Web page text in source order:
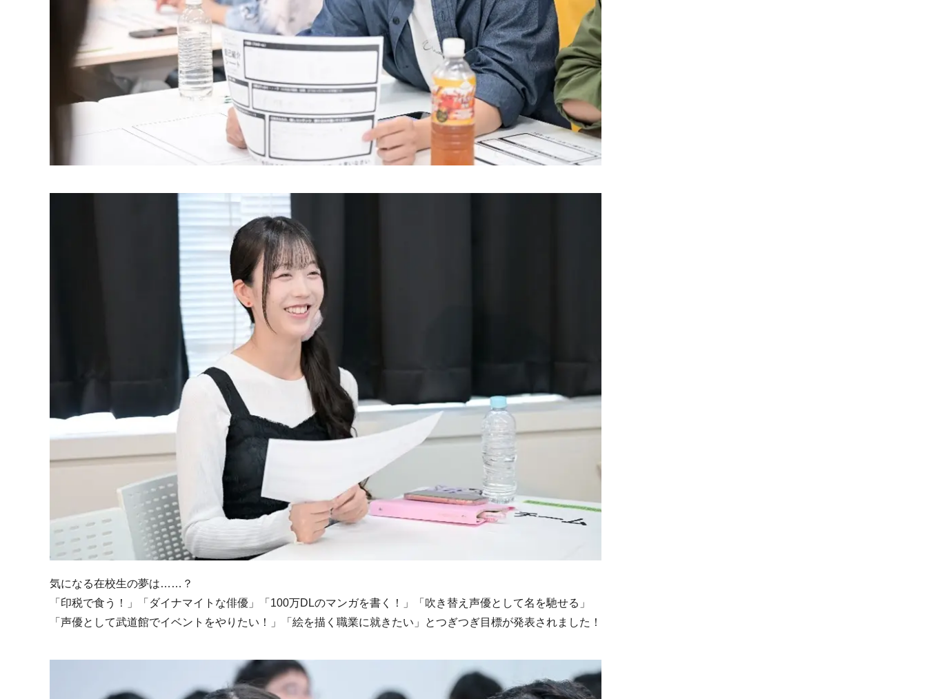
気になる在校生の夢は……？
「印税で食う！」「ダイナマイトな俳優」「100万DLのマンガを書く！」「吹き替え声優として名を馳せる」
「声優として武道館でイベントをやりたい！」「絵を描く職業に就きたい」とつぎつぎ目標が発表されました！